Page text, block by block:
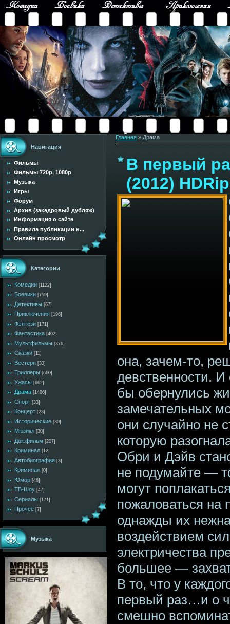
Навигация
Фильмы
Фильмы 720p, 1080p
Музыка
Игры
Форум
Архив (закадровый дубляж)
Информация о сайте
Правила публикации н...
Онлайн просмотр
Категории
Комедии [1122]
Боевики [759]
Детективы [67]
Приключения [196]
Фэнтези [171]
Фантастика [402]
Мультфильмы [376]
Сказки [11]
Вестерн [33]
Триллеры [660]
Ужасы [662]
Драма [1406]
Спорт [33]
Концерт [23]
Исторические [30]
Мюзикл [30]
Док.фильм [207]
Криминал [12]
Автобиография [3]
Криминал [0]
Юмор [48]
ТВ-Шоу [47]
Сериалы [171]
Прочее [7]
Музыка
Главная » Драма
В первый
(2012) HDRip
она, зачем-то,
девственности. И
бы обернулись
замечательных
они случайно не
которую
Обри и Дэйв
не подумайте —
могут
пожаловаться на
однажды их
воздействием
электричества
большее —
В то, что у
первый раз…и о
смешно